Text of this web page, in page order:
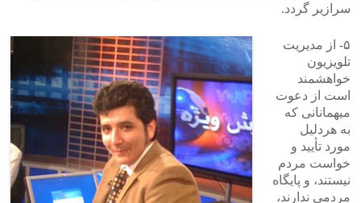
سرازیر گردد.
۵- از مدیریت
تلویزیون
خواهشمند
است از دعوت
میهمانانی که
به هردلیل
مورد تأیید و
خواست مردم
نیستند، و پایگاه
مردمی ندارند،